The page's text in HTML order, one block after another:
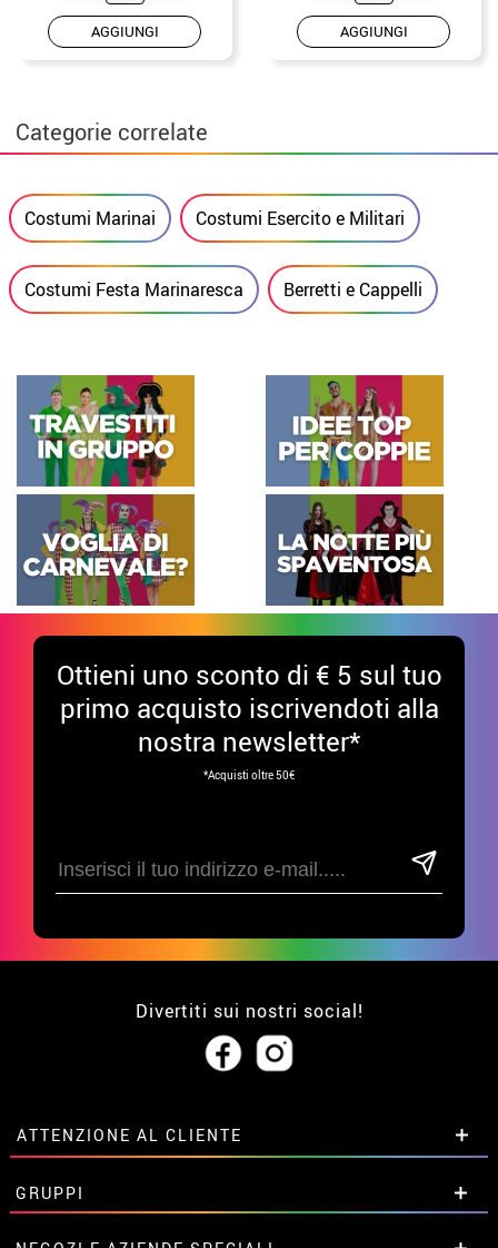
AGGIUNGI AGGIUNGI
Categorie correlate
Costumi Marinai Costumi Esercito e Militari
Costumi Festa Marinaresca Berretti e Cappelli
Ottieni uno sconto di € 5 sul tuo
primo acquisto iscrivendoti alla
nostra newsletter*
*Acquisti oltre 50€
Divertiti sui nostri social!
ATTENZIONE AL CLIENTE
• Su di noi
• Condizioni di vendita
• Avviso legale privacy
GRUPPI